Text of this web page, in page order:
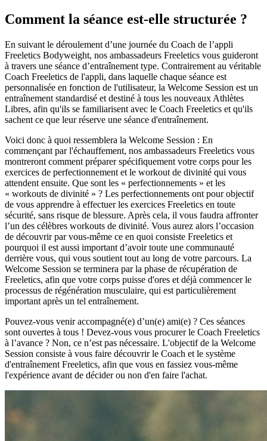
Comment la séance est-elle structurée ?
En suivant le déroulement d’une journée du Coach de l’appli
Freeletics Bodyweight, nos ambassadeurs Freeletics vous guideront
à travers une séance d’entraînement type. Contrairement au véritable
Coach Freeletics de l'appli, dans laquelle chaque séance est
personnalisée en fonction de l'utilisateur, la Welcome Session est un
entraînement standardisé et destiné à tous les nouveaux Athlètes
Libres, afin qu'ils se familiarisent avec le Coach Freeletics et qu'ils
sachent ce que leur réserve une séance d'entraînement.
Voici donc à quoi ressemblera la Welcome Session : En
commençant par l'échauffement, nos ambassadeurs Freeletics vous
montreront comment préparer spécifiquement votre corps pour les
exercices de perfectionnement et le workout de divinité qui vous
attendent ensuite. Que sont les « perfectionnements » et les
« workouts de divinité » ? Les perfectionnements ont pour objectif
de vous apprendre à effectuer les exercices Freeletics en toute
sécurité, sans risque de blessure. Après cela, il vous faudra affronter
l’un des célèbres workouts de divinité. Vous aurez alors l’occasion
de découvrir par vous-même ce en quoi consiste Freeletics et
pourquoi il est aussi important d’avoir toute une communauté
derrière vous, qui vous soutient tout au long de votre parcours. La
Welcome Session se terminera par la phase de récupération de
Freeletics, afin que votre corps puisse d'ores et déjà commencer le
processus de régénération musculaire, qui est particulièrement
important après un tel entraînement.
Pouvez-vous venir accompagné(e) d’un(e) ami(e) ? Ces séances
sont ouvertes à tous ! Devez-vous vous procurer le Coach Freeletics
à l’avance ? Non, ce n’est pas nécessaire. L'objectif de la Welcome
Session consiste à vous faire découvrir le Coach et le système
d'entraînement Freeletics, afin que vous en fassiez vous-même
l'expérience avant de décider ou non d'en faire l'achat.